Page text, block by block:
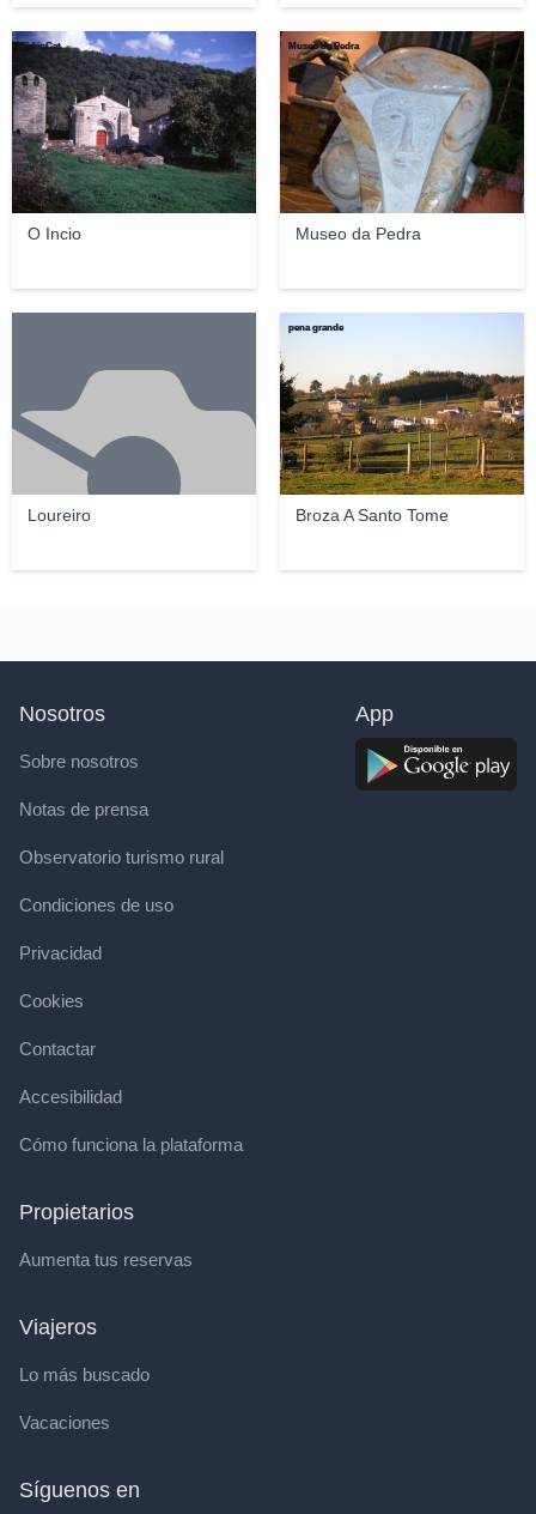
O Incio
FirkinCat
Museo da Pedra
Museo da Pedra
Loureiro Broza A Santo Tome
pena grande
Nosotros
Sobre nosotros
Notas de prensa
Observatorio turismo rural
Condiciones de uso
Privacidad
Cookies
Contactar
Accesibilidad
Cómo funciona la plataforma
Propietarios
Aumenta tus reservas
Viajeros
Lo más buscado
Vacaciones
App
Síguenos en